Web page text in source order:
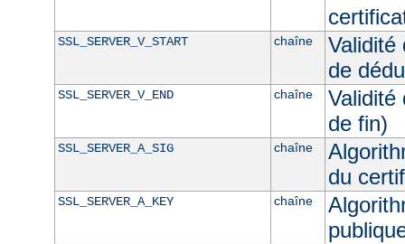
SSL_SERVER_V_START chaîne
Validité
de
SSL_SERVER_V_END chaîne
Validité
de fin)
SSL_SERVER_A_SIG chaîne
du
SSL_SERVER_A_KEY chaîne